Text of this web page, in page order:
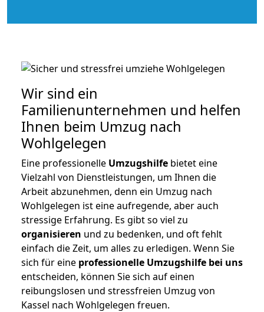
Wir sind ein
Familienunternehmen und helfen
Ihnen beim Umzug nach
Wohlgelegen
Eine professionelle Umzugshilfe bietet eine
Vielzahl von Dienstleistungen, um Ihnen die
Arbeit abzunehmen, denn ein Umzug nach
Wohlgelegen ist eine aufregende, aber auch
stressige Erfahrung. Es gibt so viel zu
organisieren und zu bedenken, und oft fehlt
einfach die Zeit, um alles zu erledigen. Wenn Sie
sich für eine professionelle Umzugshilfe bei uns
entscheiden, können Sie sich auf einen
reibungslosen und stressfreien Umzug von
Kassel nach Wohlgelegen freuen.